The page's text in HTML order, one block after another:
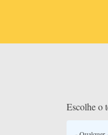
Escolhe o